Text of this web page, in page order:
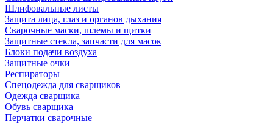
Шлифовальные листы
Защита лица, глаз и органов дыхания
Сварочные маски, шлемы и щитки
Защитные стекла, запчасти для масок
Блоки подачи воздуха
Защитные очки
Респираторы
Спецодежда для сварщиков
Одежда сварщика
Обувь сварщика
Перчатки сварочные